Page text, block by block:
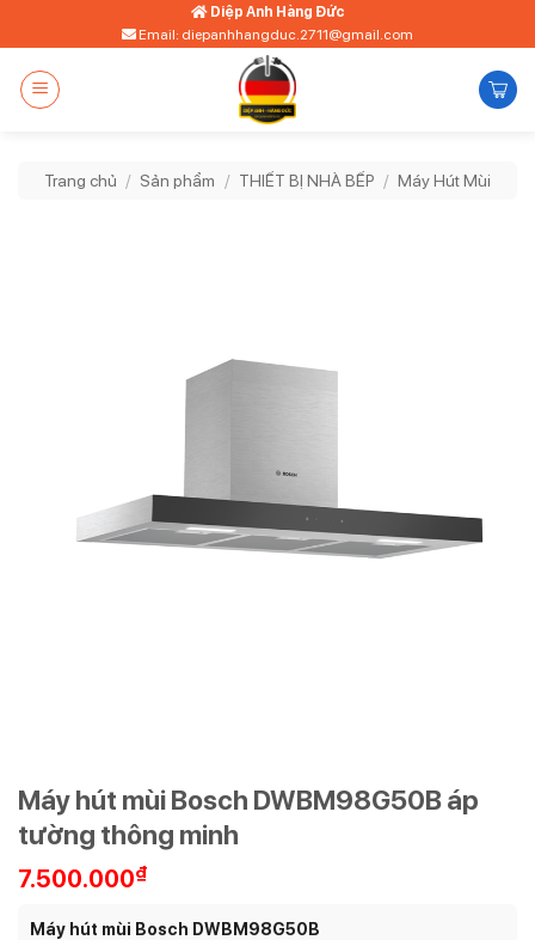
qua
dung
Diệp Anh Hàng Đức
Email: diepanhhangduc.2711@gmail.com
Trang chủ / Sản phẩm / THIẾT BỊ NHÀ BẾP / Máy Hút Mùi
Máy hút mùi Bosch DWBM98G50B áp
tường thông minh
7.500.000₫
Máy hút mùi Bosch DWBM98G50B